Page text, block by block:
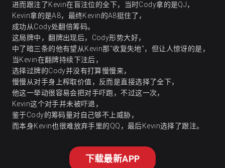
进而跟注了Kevin在盲注位的全下，当时Cody拿的是QJ，
Kevin拿的是A8，最终Kevin的A8挺住了，
成功从Cody处翻倍筹码。
这局牌中，翻牌出现后，Cody形势大好，
中了暗三条的他有望从Kevin那“收复失地”，但让人惊讶的是，
当Kevin在翻牌持续下注后，
选择过牌的Cody并没有打算慢慢来，
慢慢从对手身上榨取价值，反而是直接选择了全下，
他这一举动很容易会把对手吓跑，不过这一次，
Kevin这个对手并未被吓退，
鉴于Cody的筹码量对自己够不上威胁，
而本身Kevin也很难放弃手里的QQ，最后Kevin选择了跟注。
下载最新APP